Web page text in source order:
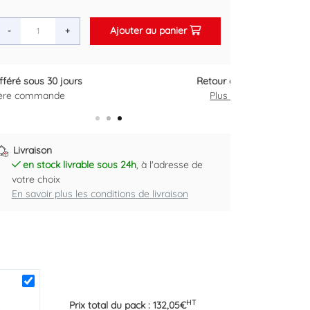
- + Ajouter au panier
Retour gratuit sous 14 jours
Plus d'informations ici
Livraison
en stock livrable sous 24h, à l'adresse de
votre choix
En savoir plus les conditions de livraison
Prix total du pack : 132,05€HT